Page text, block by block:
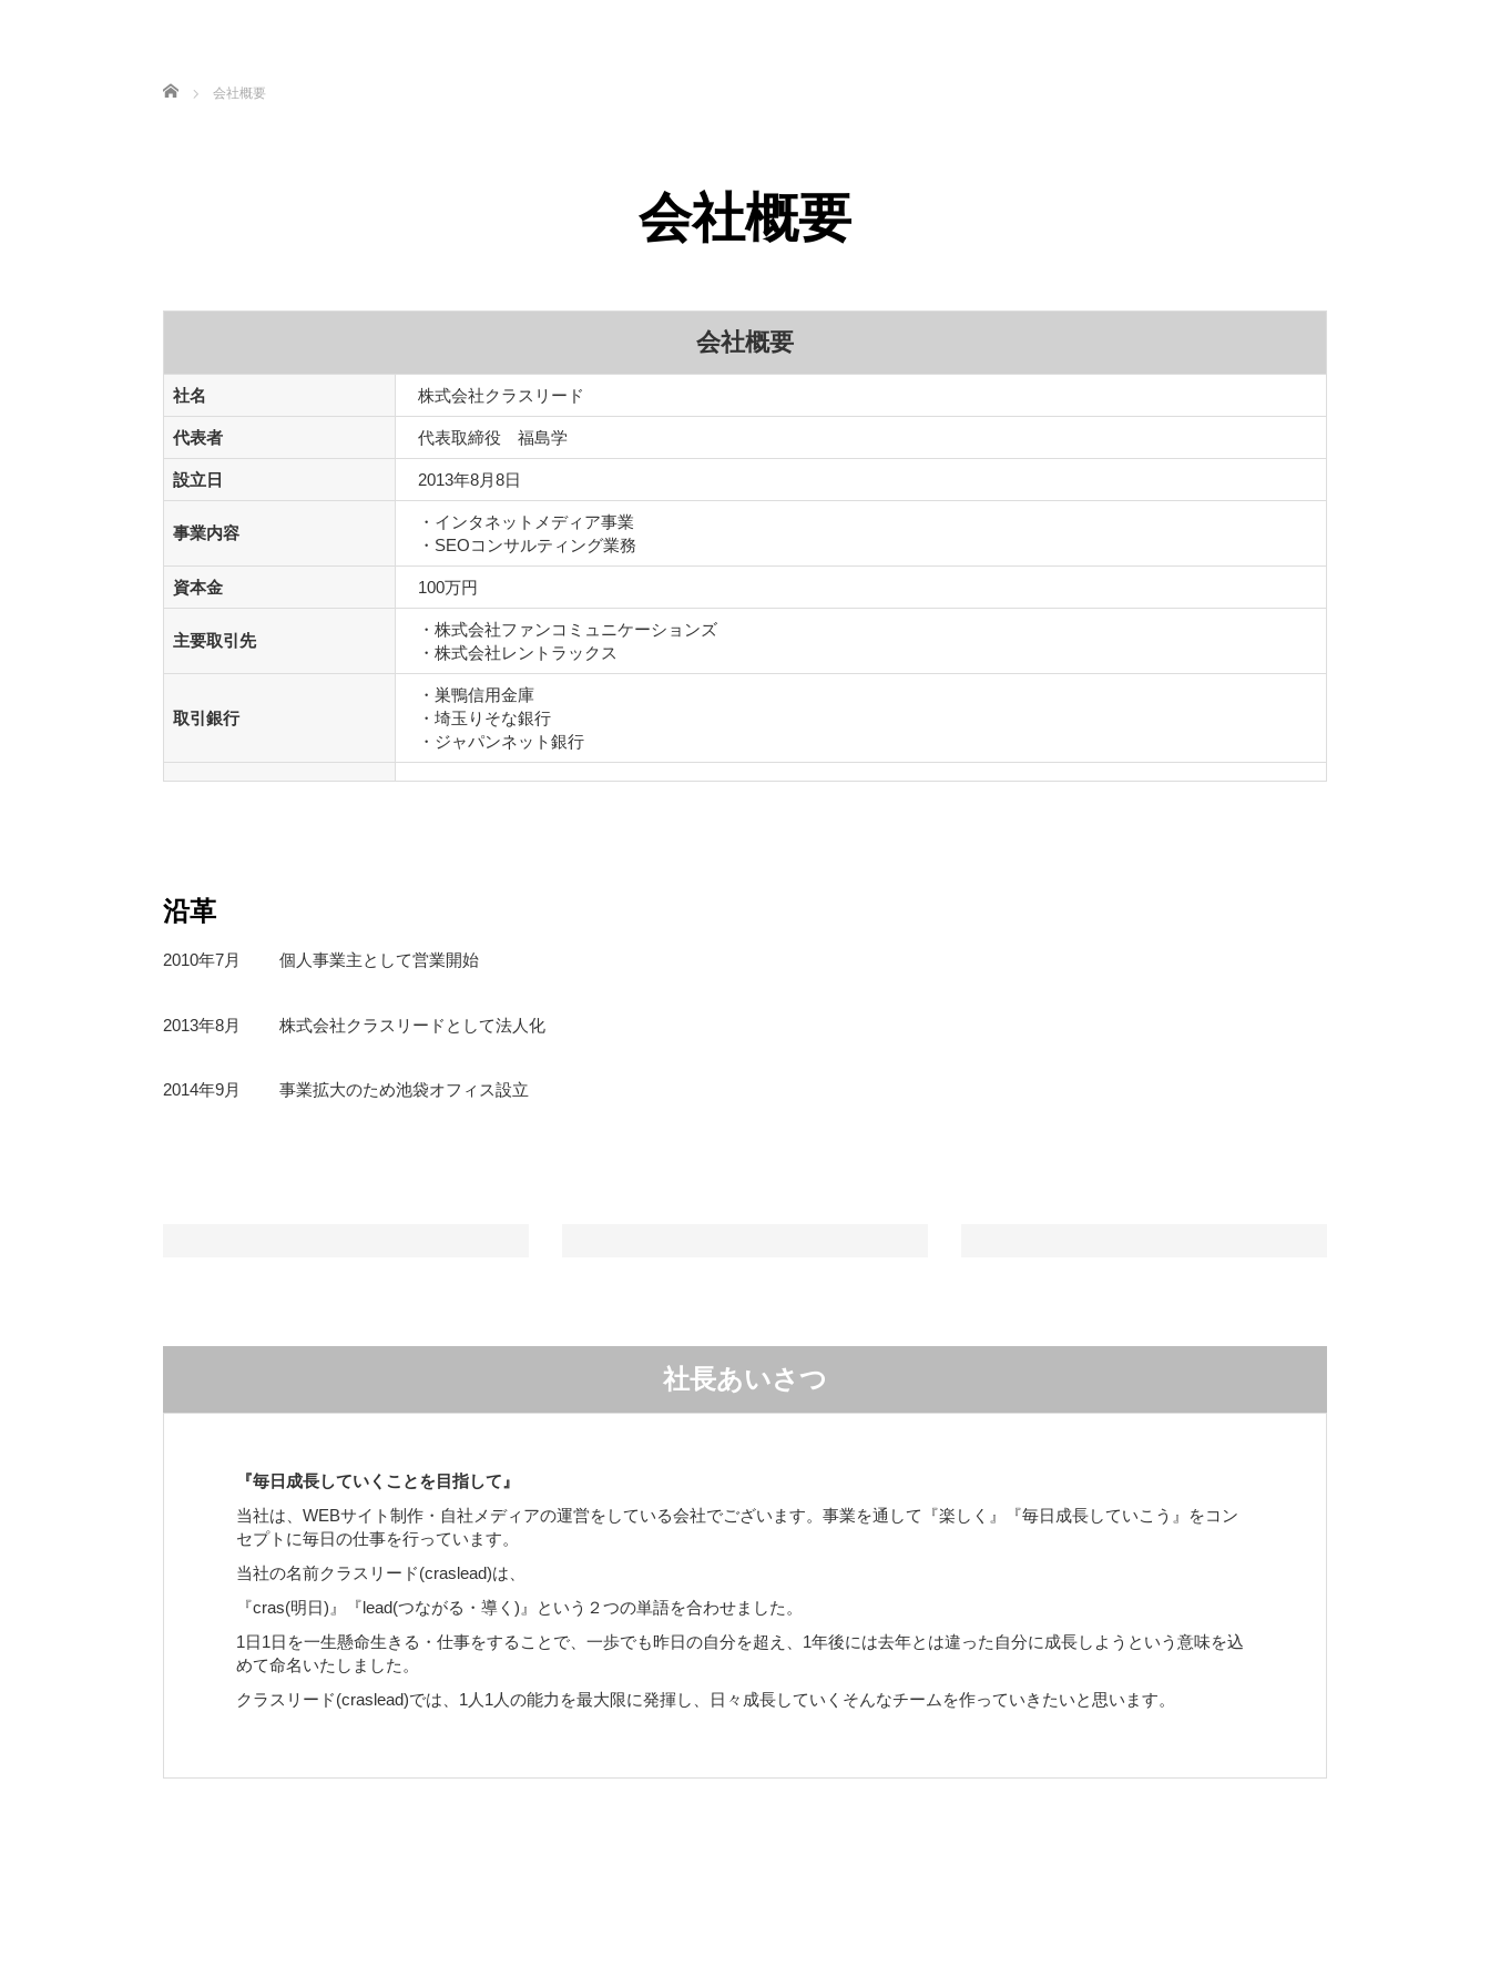
ホーム 会社概要
会社概要
会社概要
社名 株式会社クラスリード
代表者 代表取締役　福島学
設立日 2013年8月8日
事業内容
・インタネットメディア事業
・SEOコンサルティング業務
資本金 100万円
主要取引先
・株式会社ファンコミュニケーションズ
・株式会社レントラックス
取引銀行
・巣鴨信用金庫
・埼玉りそな銀行
・ジャパンネット銀行
沿革
2010年7月 個人事業主として営業開始
2013年8月 株式会社クラスリードとして法人化
2014年9月 事業拡大のため池袋オフィス設立
社長あいさつ
『毎日成長していくことを目指して』
当社は、WEBサイト制作・自社メディアの運営をしている会社でございます。事業を通して『楽しく』『毎日成長していこう』をコン
セプトに毎日の仕事を行っています。
当社の名前クラスリード(craslead)は、
『cras(明日)』『lead(つながる・導く)』という２つの単語を合わせました。
1日1日を一生懸命生きる・仕事をすることで、一歩でも昨日の自分を超え、1年後には去年とは違った自分に成長しようという意味を込
めて命名いたしました。
クラスリード(craslead)では、1人1人の能力を最大限に発揮し、日々成長していくそんなチームを作っていきたいと思います。